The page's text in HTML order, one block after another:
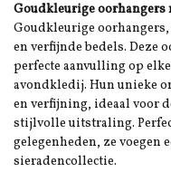
Goudkleurige oorhangers
Goudkleurige
en verfijnde bedels. Deze
perfecte aanvulling op
avondkledij. Hun unieke
en verfijning, ideaal voor
stijlvolle uitstraling.
gelegenheden, ze voegen
sieradencollectie.